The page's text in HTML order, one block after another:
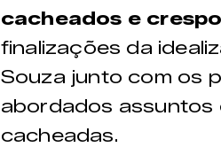
cacheados e
finalizações da
Souza junto com os
abordados assuntos
cacheadas.